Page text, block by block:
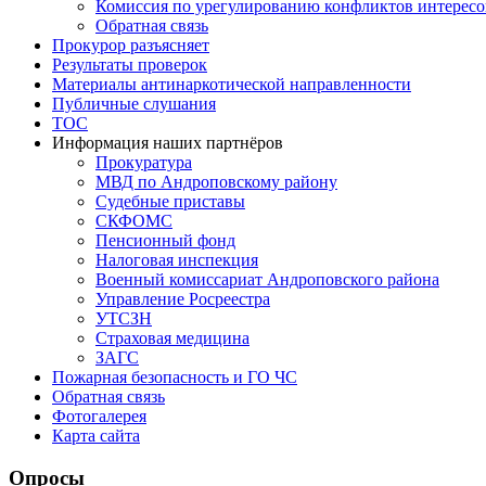
Комиссия по урегулированию конфликтов
Обратная связь
Прокурор разъясняет
Результаты проверок
Материалы антинаркотической направленности
Публичные слушания
ТОС
Информация наших партнёров
Прокуратура
МВД по Андроповскому району
Судебные приставы
СКФОМС
Пенсионный фонд
Налоговая инспекция
Военный комиссариат Андроповского района
Управление Росреестра
УТСЗН
Страховая медицина
ЗАГС
Пожарная безопасность и ГО ЧС
Обратная связь
Фотогалерея
Карта сайта
Опросы